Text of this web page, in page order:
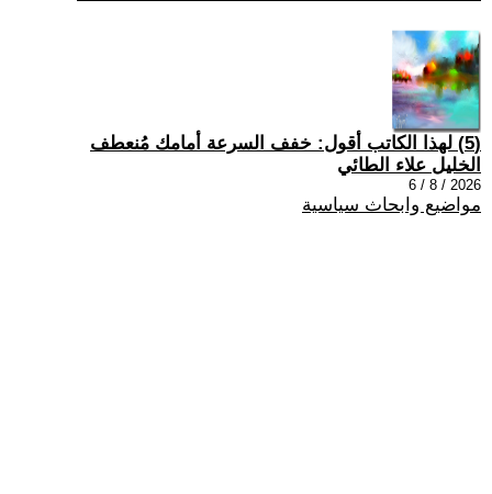
(5) لهذا الكاتب أقول: خفف السرعة أمامك مُنعطف
الخليل علاء الطائي
2026 / 8 / 6
مواضيع وابحاث سياسية